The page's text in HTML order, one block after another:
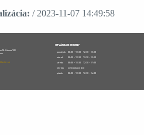
/ 2023-11-07 14:49:58
M. Čulena 181
OTVÁRACIE HODINY
pondelok 08:00 – 11:30
12:30 - 15:30
utorok
08:00 – 11:30
12:30 - 15:30
streda
08:00 – 11:30
12:30 - 17:00
štvrtok
nestránkový deň
piatok
08:00 – 11:30 12:30 - 14:00